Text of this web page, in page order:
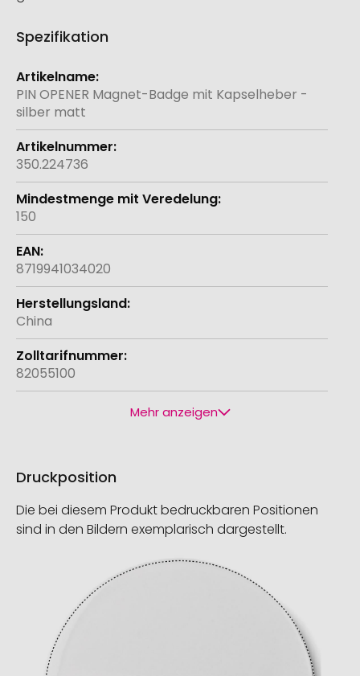
Spezifikation
Weitere
Informationen
PIN OPENER Magnet-Badge mit Kapselheber -
silber matt
350.224736
150
8719941034020
China
82055100
Mehr anzeigen
Druckposition
Die bei diesem Produkt bedruckbaren Positionen
sind in den Bildern exemplarisch dargestellt.